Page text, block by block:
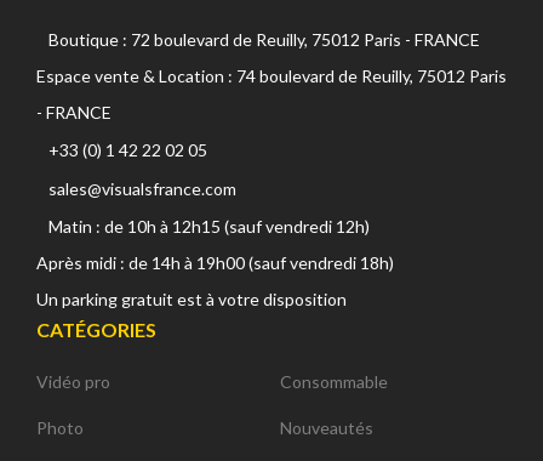
Boutique : 72 boulevard de Reuilly, 75012 Paris - FRANCE
Espace vente & Location : 74 boulevard de Reuilly, 75012 Paris
- FRANCE
+33 (0) 1 42 22 02 05
sales@visualsfrance.com
Matin : de 10h à 12h15 (sauf vendredi 12h)
Après midi : de 14h à 19h00 (sauf vendredi 18h)
Un parking gratuit est à votre disposition
CATÉGORIES
Vidéo pro
Photo
Consommable
Nouveautés